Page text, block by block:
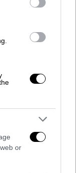
or
κυρίως σε
με
στα πιο
και
να
, ενώ φαίνεται